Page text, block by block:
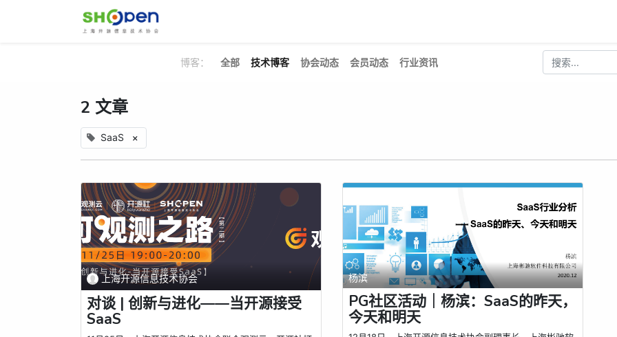
博客： 全部 技术博客 协会动态 会员动态 行业资讯
2 文章
SaaS ×
上海开源信息技术协会
对谈 | 创新与进化——当开源接受
SaaS
杨滨
PG社区活动｜杨滨：SaaS的昨天，
今天和明天